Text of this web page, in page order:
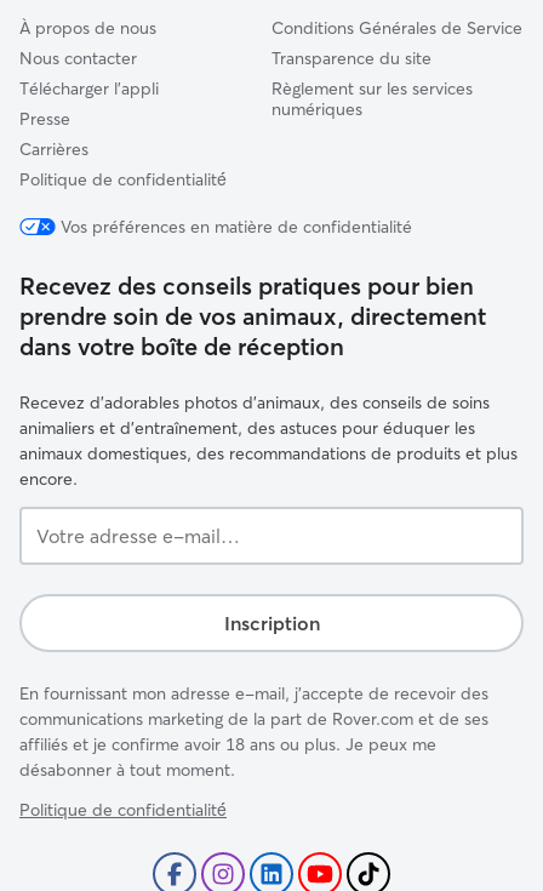
À propos de nous
Nous contacter
Télécharger l'appli
Presse
Carrières
Politique de confidentialité́
Conditions Générales de Service
Transparence du site
Règlement sur les services
numériques
Vos préférences en matière de confidentialité
Recevez des conseils pratiques pour bien
prendre soin de vos animaux, directement
dans votre boîte de réception
Recevez d'adorables photos d'animaux, des conseils de soins
animaliers et d'entraînement, des astuces pour éduquer les
animaux domestiques, des recommandations de produits et plus
encore.
adresse
mail…
Inscription
En fournissant mon adresse e-mail, j'accepte de recevoir des
communications marketing de la part de Rover.com et de ses
affiliés et je confirme avoir 18 ans ou plus. Je peux me
désabonner à tout moment.
Politique de confidentialité́